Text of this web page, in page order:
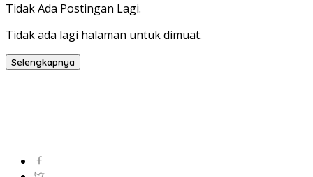
Tidak Ada Postingan Lagi.
Tidak ada lagi halaman untuk dimuat.
Selengkapnya